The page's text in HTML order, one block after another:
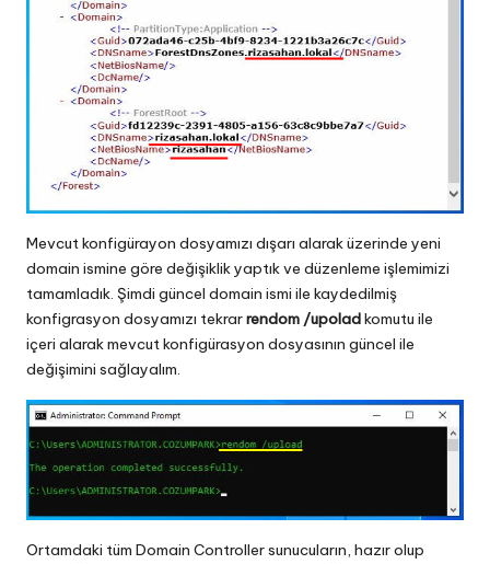
Mevcut konfigürayon dosyamızı dışarı alarak üzerinde yeni
domain ismine göre değişiklik yaptık ve düzenleme işlemimizi
tamamladık. Şimdi güncel domain ismi ile kaydedilmiş
konfigrasyon dosyamızı tekrarrendom /upoladkomutu ile
içeri alarak mevcut konfigürasyon dosyasının güncel ile
değişimini sağlayalım.
Ortamdaki tüm Domain Controller sunucuların, hazır olup